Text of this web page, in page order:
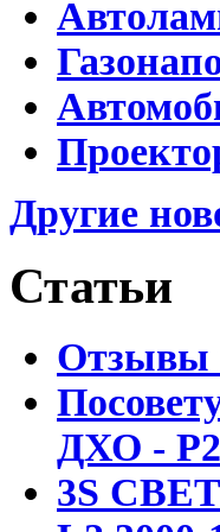
Другие
Статьи
Отзывы
ДХО -
3S